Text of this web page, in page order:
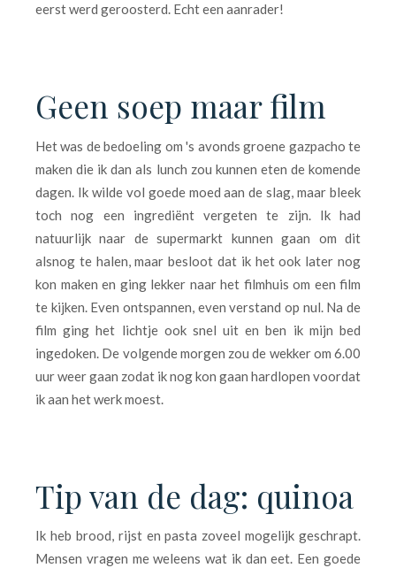
eerst werd geroosterd. Echt een aanrader!
Geen soep maar film
Het was de bedoeling om 's avonds groene gazpacho te
maken die ik dan als lunch zou kunnen eten de komende
dagen. Ik wilde vol goede moed aan de slag, maar bleek
toch nog een ingrediënt vergeten te zijn. Ik had
natuurlijk naar de supermarkt kunnen gaan om dit
alsnog te halen, maar besloot dat ik het ook later nog
kon maken en ging lekker naar het filmhuis om een film
te kijken. Even ontspannen, even verstand op nul. Na de
film ging het lichtje ook snel uit en ben ik mijn bed
ingedoken. De volgende morgen zou de wekker om 6.00
uur weer gaan zodat ik nog kon gaan hardlopen voordat
ik aan het werk moest.
Tip van de dag: quinoa
Ik heb brood, rijst en pasta zoveel mogelijk geschrapt.
Mensen vragen me weleens wat ik dan eet. Een goede